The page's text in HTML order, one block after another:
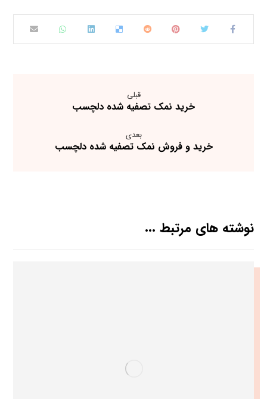
قبلی
خرید نمک تصفیه شده دلچسب
بعدی
خرید و فروش نمک تصفیه شده دلچسب
نوشته های مرتبط ...